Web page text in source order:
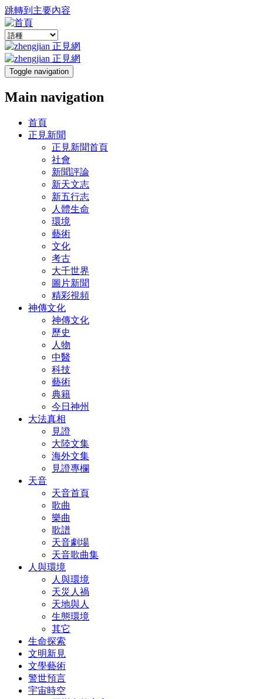
跳轉到主要內容
Toggle navigation
Main navigation
首頁
正見新聞
正見新聞首頁
社會
新聞評論
新天文志
新五行志
人體生命
環境
藝術
文化
考古
大千世界
圖片新聞
精彩視頻
神傳文化
神傳文化
歷史
人物
中醫
科技
藝術
典籍
今日神州
大法真相
見證
大陸文集
海外文集
見證專欄
天音
天音首頁
歌曲
樂曲
歌譜
天音劇場
天音歌曲集
人與環境
人與環境
天災人禍
天地與人
生態環境
其它
生命探索
文明新見
文學藝術
警世預言
宇宙時空